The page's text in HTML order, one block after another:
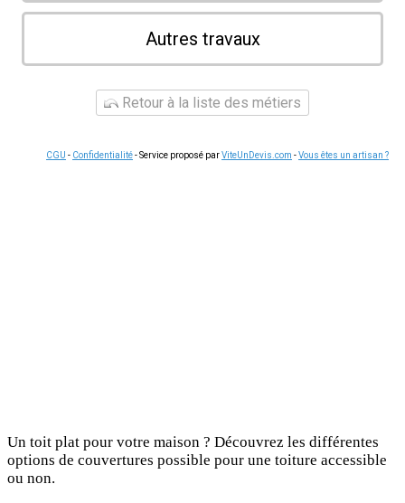
Autres travaux
Retour à la liste des métiers
CGU - Confidentialité- Service proposé parViteUnDevis.com -Vous êtes un artisan ?
Un toit plat pour votre maison ? Découvrez les différentes
options de couvertures possible pour une toiture accessible
ou non.